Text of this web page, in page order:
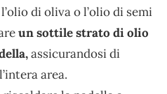
di oliva o l’olio di semi
un sottile strato di olio
assicurandosi di
area.